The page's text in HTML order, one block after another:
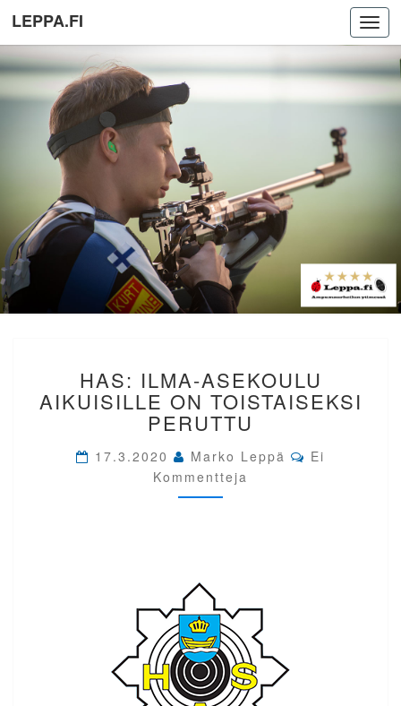
LEPPA.FI
ILMA-
ASEKOULU
AIKUISILLE
ON
TOISTAISEKSI
PERUTTU
HAS: ILMA-ASEKOULU
AIKUISILLE ON TOISTAISEKSI
PERUTTU
17.3.2020 Marko Leppä Comments
Ei
Kommentteja